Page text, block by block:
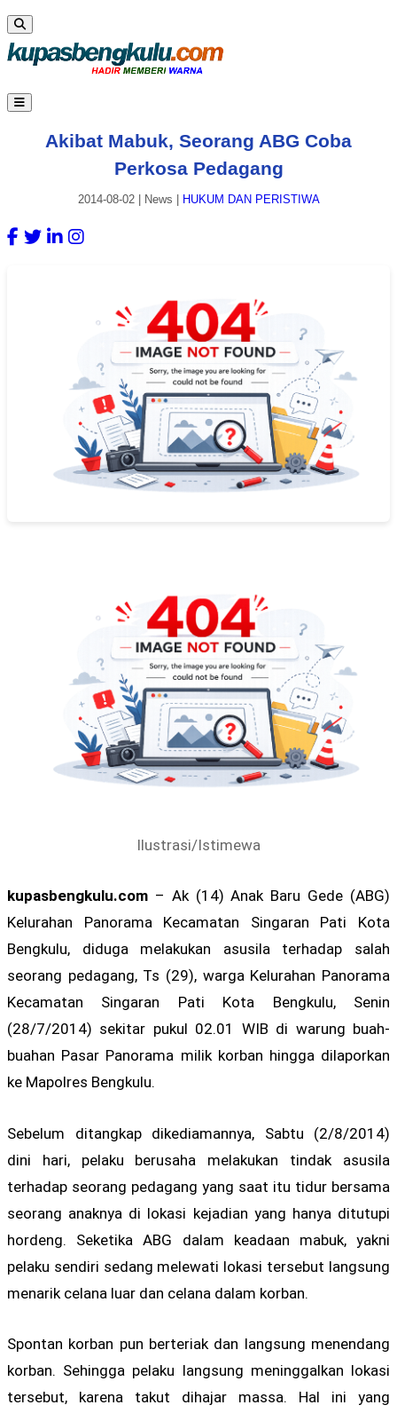
Akibat Mabuk, Seorang ABG Coba
Perkosa Pedagang
2014-08-02| News HUKUM DAN PERISTIWA
Ilustrasi/Istimewa
kupasbengkulu.com – Ak (14) Anak Baru Gede (ABG)
Kelurahan Panorama Kecamatan Singaran Pati Kota
Bengkulu, diduga melakukan asusila terhadap salah
seorang pedagang, Ts (29), warga Kelurahan Panorama
Kecamatan Singaran Pati Kota Bengkulu, Senin
(28/7/2014) sekitar pukul 02.01 WIB di warung buah-
buahan Pasar Panorama milik korban hingga dilaporkan
ke Mapolres Bengkulu.
Sebelum ditangkap dikediamannya, Sabtu (2/8/2014)
dini hari, pelaku berusaha melakukan tindak asusila
terhadap seorang pedagang yang saat itu tidur bersama
seorang anaknya di lokasi kejadian yang hanya ditutupi
hordeng. Seketika ABG dalam keadaan mabuk, yakni
pelaku sendiri sedang melewati lokasi tersebut langsung
menarik celana luar dan celana dalam korban.
Spontan korban pun berteriak dan langsung menendang
korban. Sehingga pelaku langsung meninggalkan lokasi
tersebut, karena takut dihajar massa. Hal ini yang